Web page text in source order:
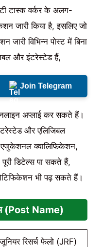
टास्क वर्कर के अलग-
जारी किया है, इसलिए जो
विभिन्न पोस्ट में बिना
और इंटरेस्टेड हैं,
Join Telegram
अप्लाई कर सकते हैं।
और एलिजिबल
क्वालिफिकेशन,
डिटेल्स पा सकते हैं,
भी पढ़ सकते हैं।
(Post Name)
रिसर्च फेलो (JRF)